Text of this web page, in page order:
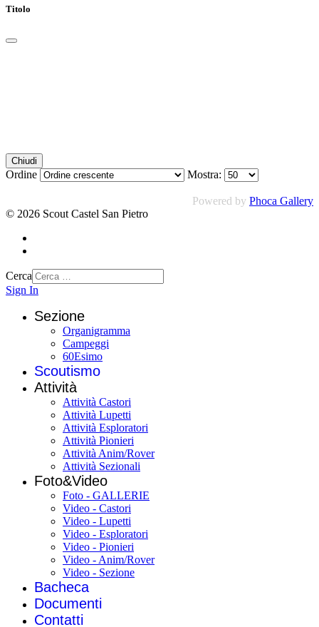
Titolo
Chiudi
Ordine Mostra:
Powered by Phoca Gallery
© 2026 Scout Castel San Pietro
Cerca
Sign In
Sezione
Organigramma
Campeggi
60Esimo
Scoutismo
Attività
Attività Castori
Attività Lupetti
Attività Esploratori
Attività Pionieri
Attività Anim/Rover
Attività Sezionali
Foto&Video
Foto - GALLERIE
Video - Castori
Video - Lupetti
Video - Esploratori
Video - Pionieri
Video - Anim/Rover
Video - Sezione
Bacheca
Documenti
Contatti